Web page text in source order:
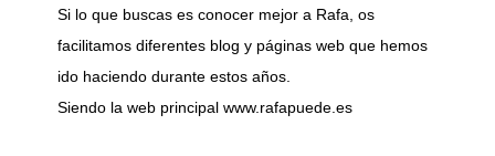
Si lo que buscas es conocer mejor a Rafa, os
facilitamos diferentes blog y páginas web que hemos
ido haciendo durante estos años.
Siendo la web principal www.rafapuede.es